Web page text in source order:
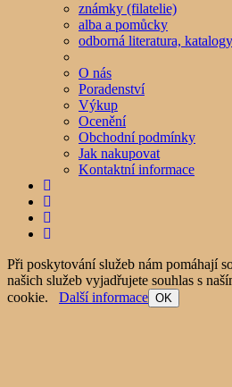
známky (filatelie)
alba a pomůcky
odborná literatura,
O nás
Poradenství
Výkup
Ocenění
Obchodní podmínky
Jak nakupovat
Kontaktní informace
Při poskytování služeb nám pomáhají
našich služeb vyjadřujete souhlas s
cookie. Další informace